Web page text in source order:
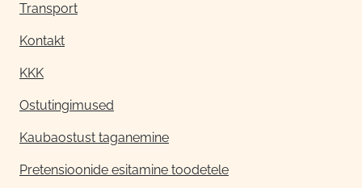
Transport
Kontakt
KKK
Ostutingimused
Kaubaostust taganemine
Pretensioonide esitamine toodetele